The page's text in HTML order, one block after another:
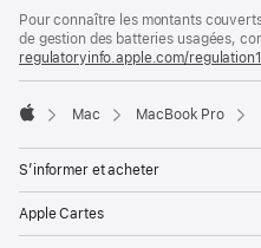
une
nouvelle
fenêtre)
Pour connaître les montants
de gestion des batteries usagées,
regulatoryinfo.apple.com/
Mac MacBook Pro
S’informer et acheter
Apple Cartes